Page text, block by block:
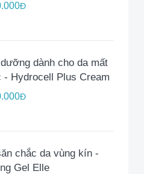
Đ
dành cho da mất
- Hydrocell Plus Cream
Đ
chắc da vùng kín -
Gel Elle